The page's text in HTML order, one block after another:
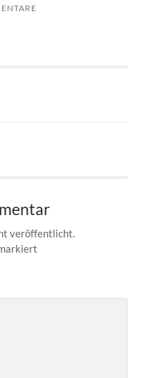
veröffentlicht.